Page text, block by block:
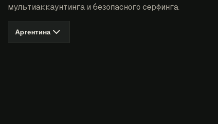
мультиаккаунтинга и безопасного серфинга.
Аргентина